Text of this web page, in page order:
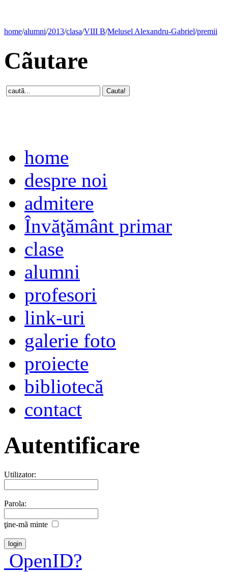
home/alumni/2013/clasa/VIII B/Melusel Alexandru-Gabriel/premii
Cãutare
home
despre noi
admitere
Învăţământ primar
clase
alumni
profesori
link-uri
galerie foto
proiecte
bibliotecă
contact
Autentificare
Utilizator:
Parola:
ţine-mã minte
OpenID?